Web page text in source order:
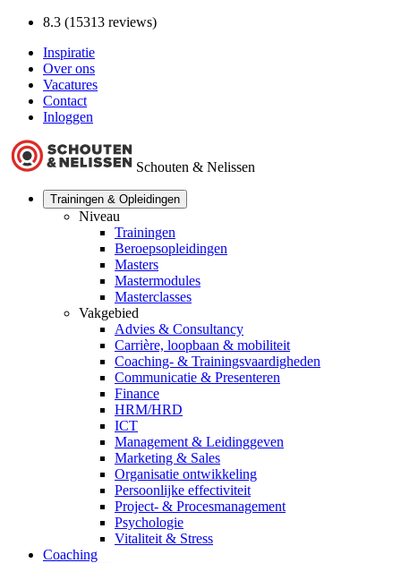
8.3 (15313 reviews)
Inspiratie
Over ons
Vacatures
Contact
Inloggen
Schouten & Nelissen
Trainingen & Opleidingen
Niveau
Trainingen
Beroepsopleidingen
Masters
Mastermodules
Masterclasses
Vakgebied
Advies & Consultancy
Carrière, loopbaan & mobiliteit
Coaching- & Trainingsvaardigheden
Communicatie & Presenteren
Finance
HRM/HRD
ICT
Management & Leidinggeven
Marketing & Sales
Organisatie ontwikkeling
Persoonlijke effectiviteit
Project- & Procesmanagement
Psychologie
Vitaliteit & Stress
Coaching